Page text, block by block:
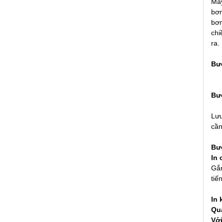
ra.
In
In